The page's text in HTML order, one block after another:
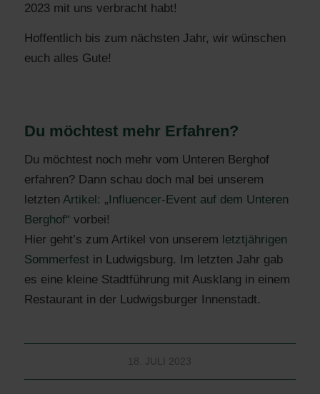
2023 mit uns verbracht habt!
Hoffentlich bis zum nächsten Jahr, wir wünschen
euch alles Gute!
Du möchtest mehr Erfahren?
Du möchtest noch mehr vom Unteren Berghof
erfahren? Dann schau doch mal bei unserem
letzten Artikel: „Influencer-Event auf dem Unteren
Berghof“ vorbei!
Hier geht’s zum Artikel von unserem letztjährigen
Sommerfestin Ludwigsburg. Im letzten Jahr gab
es eine kleine Stadtführung mit Ausklang in einem
Restaurant in der Ludwigsburger Innenstadt.
18. JULI 2023